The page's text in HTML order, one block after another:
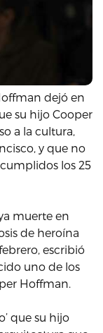
dejó en
su hijo Cooper
a la cultura,
y que no
los 25
muerte en
de heroína
escribió
uno de los
Hoffman.
que su hijo